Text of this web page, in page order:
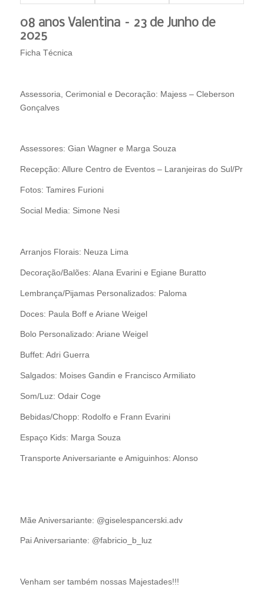
08 anos Valentina – 23 de Junho de
2025
Ficha Técnica
Assessoria, Cerimonial e Decoração: Majess – Cleberson
Gonçalves
Assessores: Gian Wagner e Marga Souza
Recepção: Allure Centro de Eventos – Laranjeiras do Sul/Pr
Fotos: Tamires Furioni
Social Media: Simone Nesi
Arranjos Florais: Neuza Lima
Decoração/Balões: Alana Evarini e Egiane Buratto
Lembrança/Pijamas Personalizados: Paloma
Doces: Paula Boff e Ariane Weigel
Bolo Personalizado: Ariane Weigel
Buffet: Adri Guerra
Salgados: Moises Gandin e Francisco Armiliato
Som/Luz: Odair Coge
Bebidas/Chopp: Rodolfo e Frann Evarini
Espaço Kids: Marga Souza
Transporte Aniversariante e Amiguinhos: Alonso
Mãe Aniversariante: @giselespancerski.adv
Pai Aniversariante: @fabricio_b_luz
Venham ser também nossas Majestades!!!